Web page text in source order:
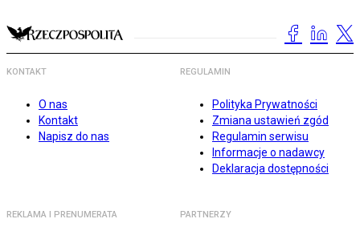
KONTAKT
O nas
Kontakt
Napisz do nas
REGULAMIN
Polityka Prywatności
Zmiana ustawień zgód
Regulamin serwisu
Informacje o nadawcy
Deklaracja dostępności
REKLAMA I PRENUMERATA PARTNERZY